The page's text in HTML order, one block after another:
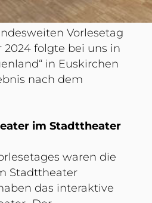
Vorlesetag
2024 folgte bei uns in
in Euskirchen
nach dem
im Stadttheater
waren die
Stadttheater
das interaktive